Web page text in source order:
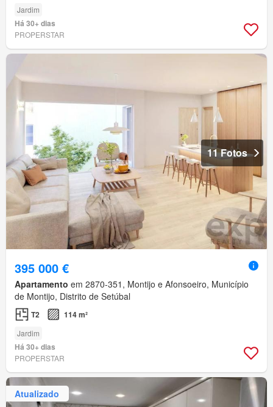
Jardim
Há 30+ dias
PROPERSTAR
11 Fotos
395 000 €
Apartamento em 2870-351, Montijo e Afonsoeiro, Município
de Montijo, Distrito de Setúbal
T2 114 m²
Jardim
Há 30+ dias
PROPERSTAR
Atualizado